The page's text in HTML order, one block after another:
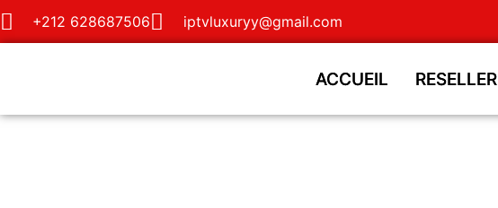
+212 628687506 iptvluxuryy@gmail.com
ACCUEIL RESELLER
ACCUEIL RESELLER